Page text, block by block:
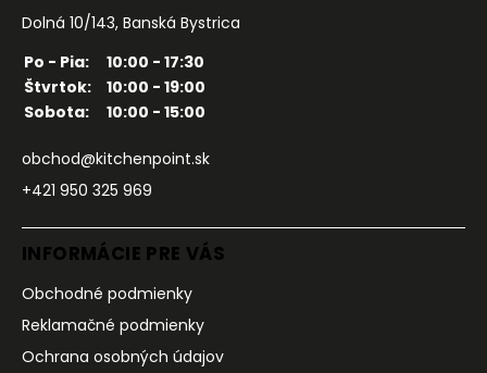
Dolná 10/143, Banská Bystrica
Po - Pia:
10:00 - 17:30
Štvrtok:
10:00 - 19:00
Sobota:
10:00 - 15:00
obchod@kitchenpoint.sk
+421 950 325 969
INFORMÁCIE PRE VÁS
Obchodné podmienky
Reklamačné podmienky
Ochrana osobných údajov